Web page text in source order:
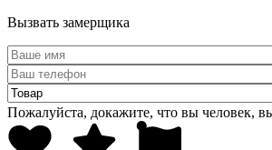
Вызвать замерщика
Пожалуйста, докажите, что вы человек,